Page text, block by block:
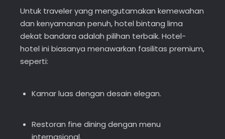
Untuk traveler yang mengutamakan kemewahan
dan kenyamanan penuh, hotel bintang lima
dekat bandara adalah pilihan terbaik. Hotel-
hotel ini biasanya menawarkan fasilitas premium,
seperti:
Kamar luas dengan desain elegan.
Restoran fine dining dengan menu
internasional.